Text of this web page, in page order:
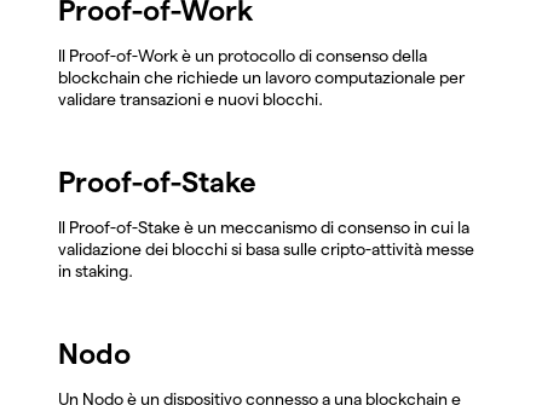
Proof-of-Work
Il Proof-of-Work è un protocollo di consenso della
blockchain che richiede un lavoro computazionale per
validare transazioni e nuovi blocchi.
Proof-of-Stake
Il Proof-of-Stake è un meccanismo di consenso in cui la
validazione dei blocchi si basa sulle cripto-attività messe
in staking.
Nodo
Un Nodo è un dispositivo connesso a una blockchain e